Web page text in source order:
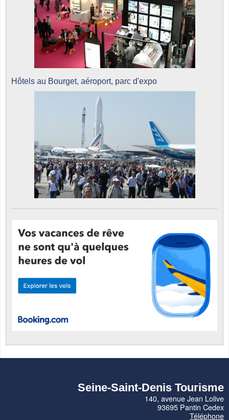
Hôtels au Bourget, aéroport, parc d'expo
Seine-Saint-Denis Tourisme
140, avenue Jean Lolive
93695 Pantin Cedex
Téléphone